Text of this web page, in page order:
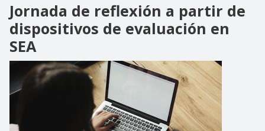
Jornada de reflexión a partir de
dispositivos de evaluación en
SEA